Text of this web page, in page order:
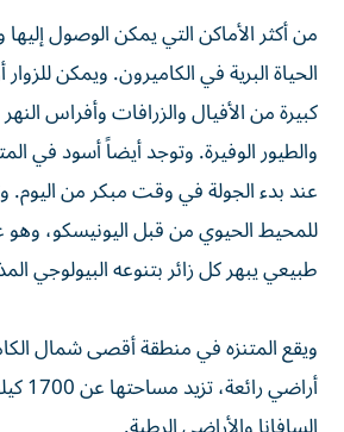
من أكثر الأماكن التي يمكن الوصول
الحياة البرية في الكاميرون. ويمكن
كبيرة من الأفيال والزرافات وأفراس النهر
والطيور الوفيرة. وتوجد أيضاً أسود في
عند بدء الجولة في وقت مبكر من اليوم.
للمحيط الحيوي من قبل اليونيسكو،
طبيعي يبهر كل زائر بتنوعه البيولوجي
ويقع المتنزه في منطقة أقصى شمال
أراضي